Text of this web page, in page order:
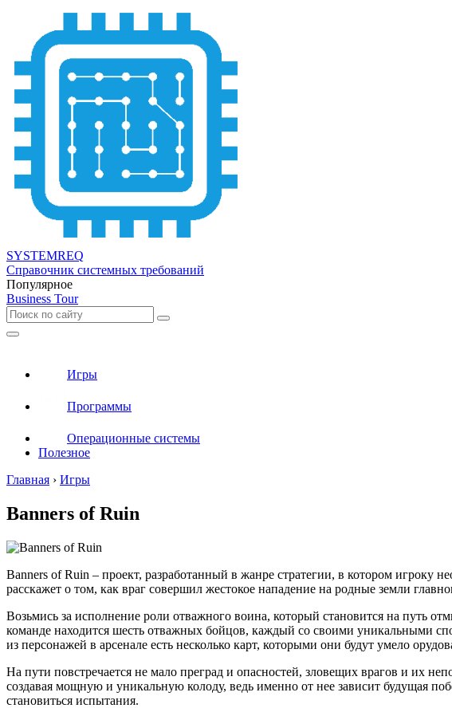
SYSTEMREQ
Справочник системных требований
Популярное
Business Tour
Игры
Программы
Операционные системы
Полезное
Главная › Игры
Banners of Ruin
Banners of Ruin – проект, разработанный в жанре стратегии, в котором игроку
расскажет о том, как враг совершил жестокое нападение на родные земли
Возьмись за исполнение роли отважного воина, который становится на путь
команде находится шесть отважных бойцов, каждый со своими уникальными
из персонажей в арсенале есть несколько карт, которыми они будут умело
На пути повстречается не мало преград и опасностей, зловещих врагов и их
создавая мощную и уникальную колоду, ведь именно от нее зависит будущая
становиться испытания.